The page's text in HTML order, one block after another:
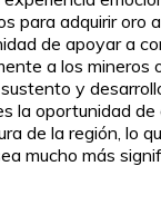
para adquirir oro
de apoyar a
a los mineros
y
la oportunidad
de la región, lo
mucho más